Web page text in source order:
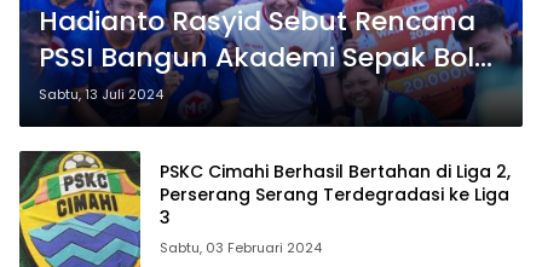
Hadianto Rasyid Sebut Rencana
PSSI Bangun Akademi Sepak Bola
di Palu
Sabtu, 13 Juli 2024
PSKC Cimahi Berhasil Bertahan di Liga 2,
Perserang Serang Terdegradasi ke Liga
3
Sabtu, 03 Februari 2024